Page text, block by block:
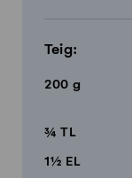
Teig:
200 g
¾ TL
1½ EL